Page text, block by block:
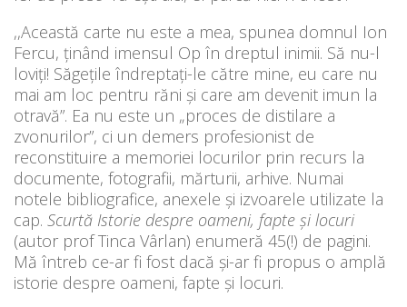
,,Această carte nu este a mea, spunea domnul Ion
Fercu, ținând imensul Op în dreptul inimii. Să nu-l
loviți! Săgețile îndreptați-le către mine, eu care nu
mai am loc pentru răni și care am devenit imun la
otravă”. Ea nu este un „proces de distilare a
zvonurilor”, ci un demers profesionist de
reconstituire a memoriei locurilor prin recurs la
documente, fotografii, mărturii, arhive. Numai
notele bibliografice, anexele și izvoarele utilizate la
cap. Scurtă Istorie despre oameni, fapte și locuri
(autor prof Tinca Vârlan) enumeră 45(!) de pagini.
Mă întreb ce-ar fi fost dacă și-ar fi propus o amplă
istorie despre oameni, fapte și locuri.